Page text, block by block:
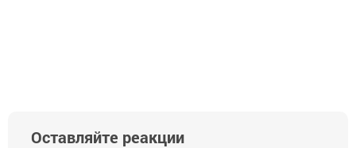
Оставляйте реакции